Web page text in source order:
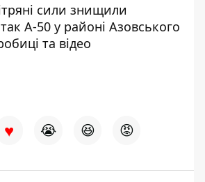
сили знищили
А-50 у районі Азовського
та відео
♥ 😭 😆 😡